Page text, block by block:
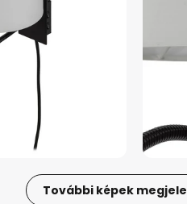
További képek